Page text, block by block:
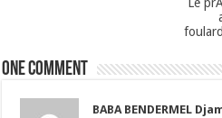
Le
One comment
BABA BENDERMEL